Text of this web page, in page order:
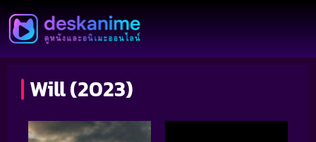
Will (2023)